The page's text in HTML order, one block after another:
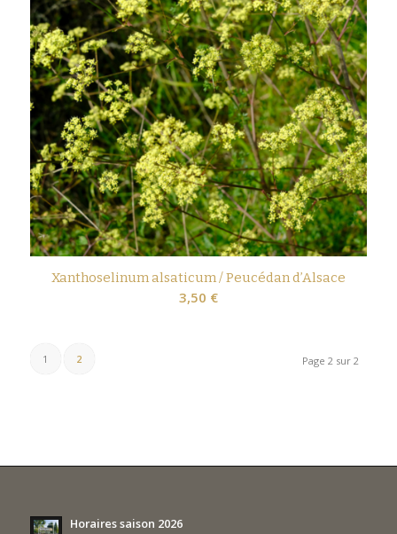
Xanthoselinum alsaticum / Peucédan d’Alsace
3,50 €
Page 2 sur 2
1 2
Horaires saison 2026